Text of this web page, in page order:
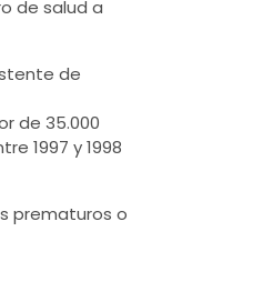
de salud a
de
de 35.000
1997 y 1998
prematuros o